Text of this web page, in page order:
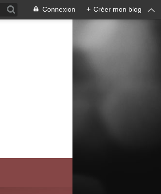
Connexion + Créer mon blog